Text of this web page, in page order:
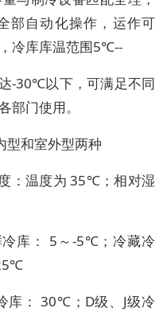
部自动化操作，运作可
冷库库温范围5℃--
-30℃以下，可满足不同
部门使用。
型和室外型两种
：温度为 35℃；相对湿
库： 5～-5℃；冷藏冷
库： 30℃；D级、J级冷